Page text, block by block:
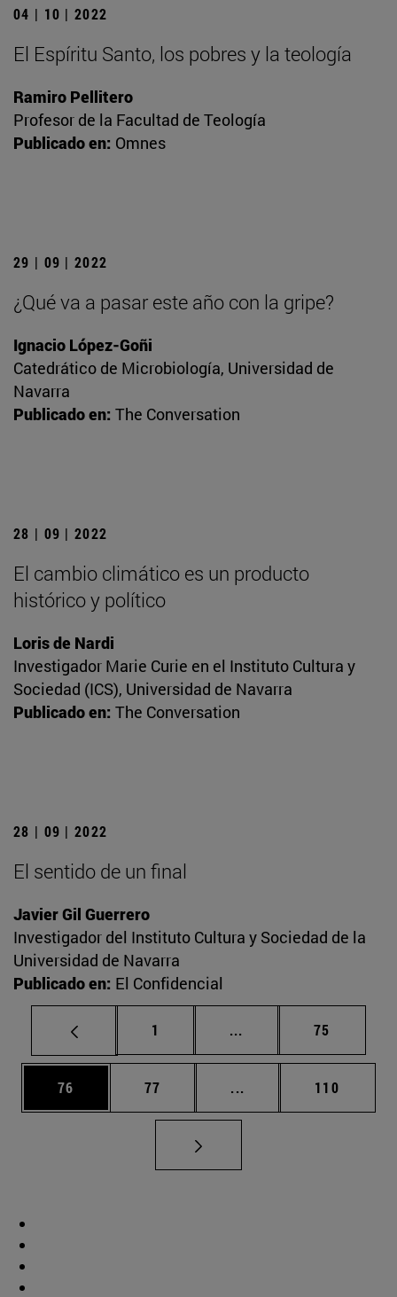
04 | 10 | 2022
El Espíritu Santo, los pobres y la teología
Ramiro Pellitero
Profesor de la Facultad de Teología
Publicado en: Omnes
29 | 09 | 2022
¿Qué va a pasar este año con la gripe?
Ignacio López-Goñi
Catedrático de Microbiología, Universidad de
Navarra
Publicado en: The Conversation
28 | 09 | 2022
El cambio climático es un producto
histórico y político
Loris de Nardi
Investigador Marie Curie en el Instituto Cultura y
Sociedad (ICS), Universidad de Navarra
Publicado en: The Conversation
28 | 09 | 2022
El sentido de un final
Javier Gil Guerrero
Investigador del Instituto Cultura y Sociedad de la
Universidad de Navarra
Publicado en: El Confidencial
Página
1 ... Páginas intermedias
Página
75
Página
76 Página
77 ... Páginas intermedias
Página
110